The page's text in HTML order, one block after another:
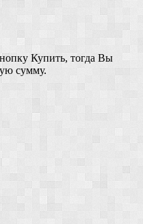
Купить, тогда Вы
сумму.